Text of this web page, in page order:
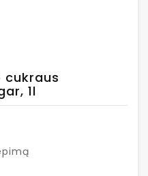
cukraus
1l